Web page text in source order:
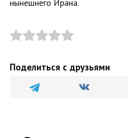
нынешнего Ирана.
Поделиться с друзьями